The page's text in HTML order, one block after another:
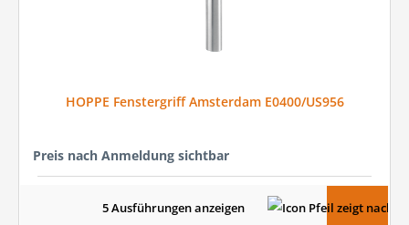
HOPPE Fenstergriff Amsterdam E0400/US956
Preis nach Anmeldung sichtbar
5 Ausführungen anzeigen